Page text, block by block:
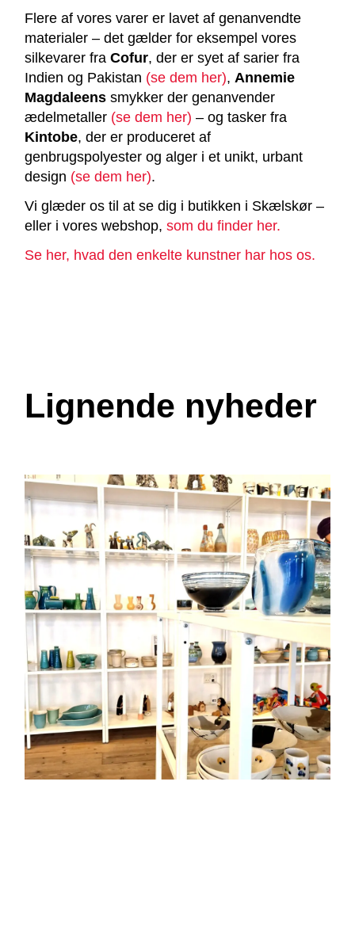
Flere af vores varer er lavet af genanvendte
materialer – det gælder for eksempel vores
silkevarer fraCofur, der er syet af sarier fra
Indien og Pakistan (se dem her), Annemie
Magdaleens smykker der genanvender
ædelmetaller (se dem her) – og tasker fra
Kintobe, der er produceret af
genbrugspolyester og alger i et unikt, urbant
design (se dem her).
Vi glæder os til at se dig i butikken i Skælskør –
eller i vores webshop,som du finder her.
Se her, hvad den enkelte kunstner har hos os.
Lignende nyheder